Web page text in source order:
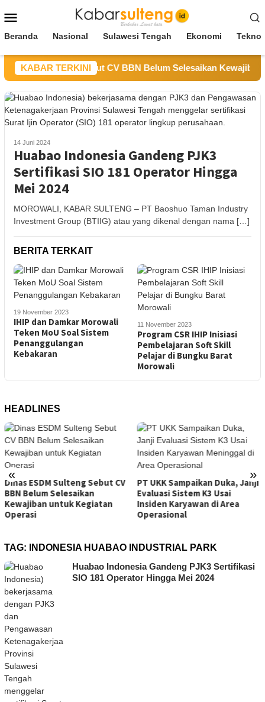
ke
Mobile
Beranda Nasional Sulawesi Tengah Ekonomi
KABAR TERKINI
Sulteng Sebut CV BBN Belum Selesaikan Kewajiban
14 Juni 2024
Huabao Indonesia Gandeng PJK3
Sertifikasi SIO 181 Operator Hingga
Mei 2024
MOROWALI, KABAR SULTENG – PT Baoshuo Taman Industry
Investment Group (BTIIG) atau yang dikenal dengan nama […]
BERITA TERKAIT
19 November 2023
IHIP dan Damkar Morowali
Teken MoU Soal Sistem
Penanggulangan
Kebakaran
11 November 2023
Program CSR IHIP Inisiasi
Pembelajaran Soft Skill
Pelajar di Bungku Barat
Morowali
HEADLINES
« »
CV
PT UKK Sampaikan Duka, Janji
Evaluasi Sistem K3 Usai
Insiden Karyawan di Area
Tambang Sirtu Baliara
Beroperasi di Tengah
ESDM Sulteng
TAG:
INDONESIA HUABAO INDUSTRIAL PARK
Huabao Indonesia Gandeng PJK3 Sertifikasi
SIO 181 Operator Hingga Mei 2024